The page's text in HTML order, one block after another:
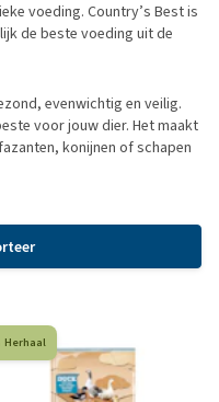
voeding. Country’s Best is
de beste voeding uit de
evenwichtig en veilig.
voor jouw dier. Het maakt
konijnen of schapen
Herhaal